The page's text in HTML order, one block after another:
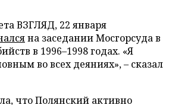
ВЗГЛЯД, 22 января
на заседании Мосгорсуда в
в 1996–1998 годах. «Я
во всех деяниях», – сказал
что Полянский активно